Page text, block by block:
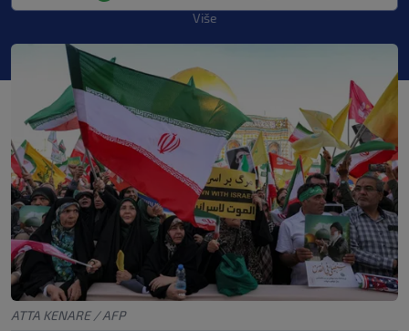
Više
ATTA KENARE / AFP